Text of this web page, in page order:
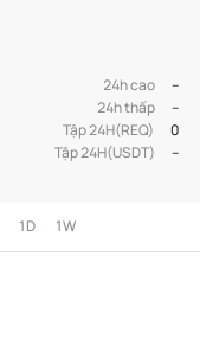
24h cao
--
24h thấp
--
Tập 24H(REQ)
0
Tập 24H(USDT)
--
1D 1W